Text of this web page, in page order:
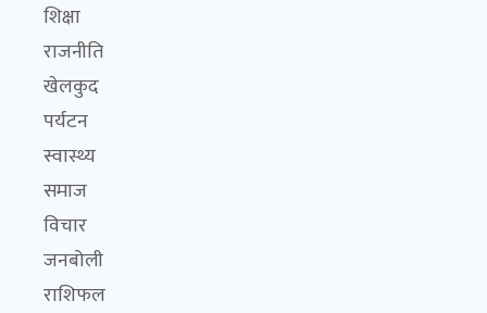
शिक्षा
राजनीति
खेलकुद
पर्यटन
स्वास्थ्य
समाज
विचार
जनबोली
राशिफल